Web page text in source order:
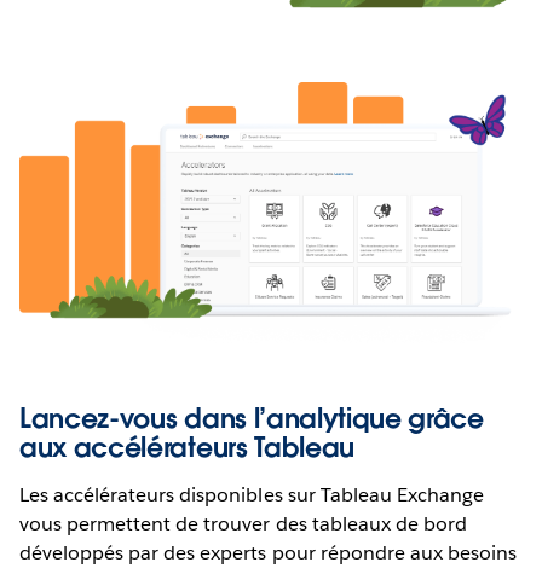
Lancez-vous dans l’analytique grâce
aux accélérateurs Tableau
Les accélérateurs disponibles sur Tableau Exchange
vous permettent de trouver des tableaux de bord
développés par des experts pour répondre aux besoins